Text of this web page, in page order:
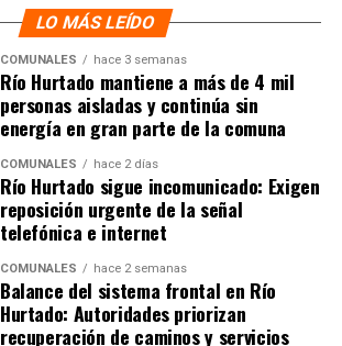
LO MÁS LEÍDO
COMUNALES hace 3 semanas
Río Hurtado mantiene a más de 4 mil
personas aisladas y continúa sin
energía en gran parte de la comuna
COMUNALES hace 2 días
Río Hurtado sigue incomunicado: Exigen
reposición urgente de la señal
telefónica e internet
COMUNALES hace 2 semanas
Balance del sistema frontal en Río
Hurtado: Autoridades priorizan
recuperación de caminos y servicios